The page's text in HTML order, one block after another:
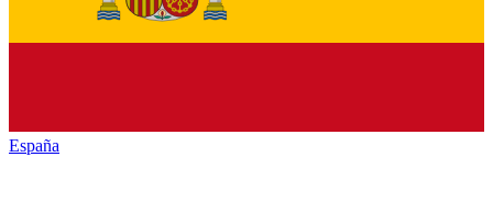
España